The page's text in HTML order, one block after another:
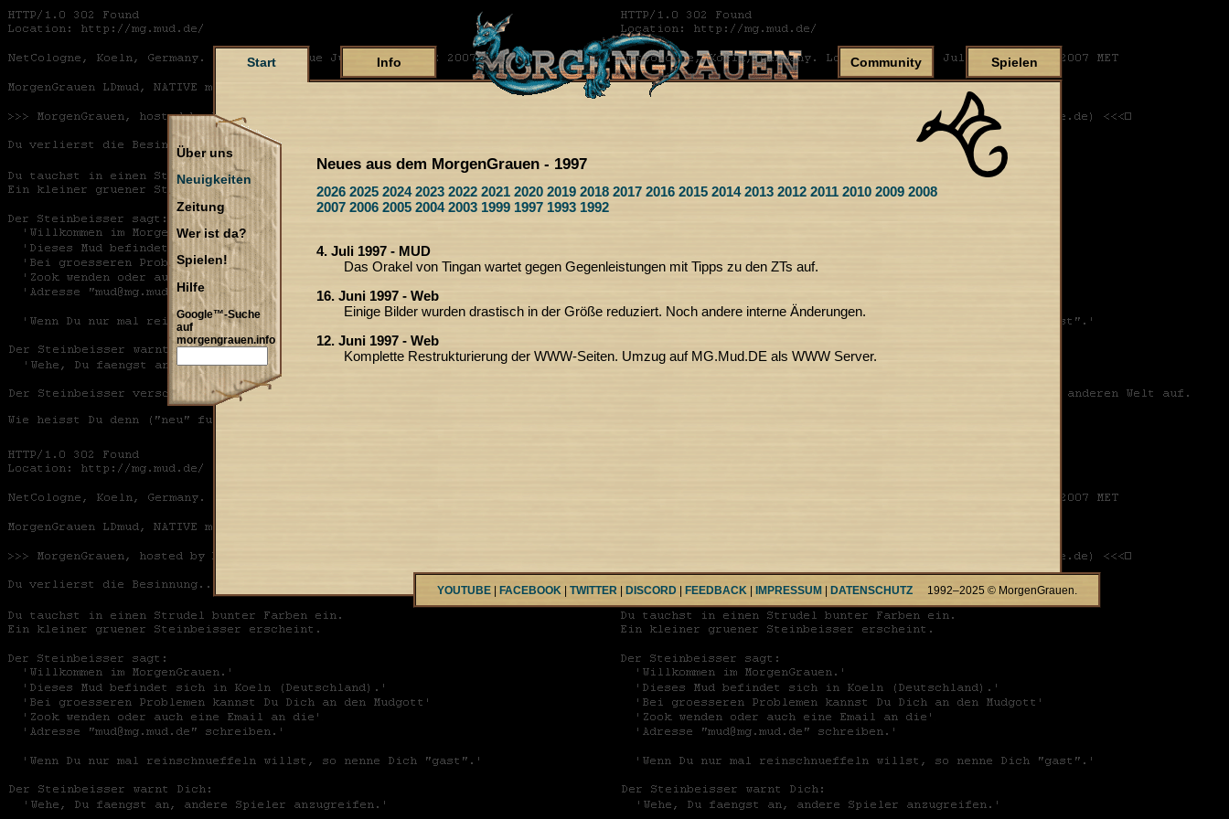
Start Info Community Spielen
Über uns
Neuigkeiten
Zeitung
Wer ist da?
Spielen!
Hilfe
Google™-Suche
auf
morgengrauen.info
Neues aus dem MorgenGrauen - 1997
2026 2025 2024 2023 2022 2021 2020 2019 2018 2017 2016 2015 2014 2013 2012 2011 2010 2009 2008
2007 2006 2005 2004 2003 1999 1997 1993 1992
4. Juli 1997 - MUD
Das Orakel von Tingan wartet gegen Gegenleistungen mit Tipps zu den ZTs auf.
16. Juni 1997 - Web
Einige Bilder wurden drastisch in der Größe reduziert. Noch andere interne Änderungen.
12. Juni 1997 - Web
Komplette Restrukturierung der WWW-Seiten. Umzug auf MG.Mud.DE als WWW Server.
YOUTUBE FACEBOOK TWITTER DISCORD FEEDBACK IMPRESSUM DATENSCHUTZ 1992–2025 © MorgenGrauen.